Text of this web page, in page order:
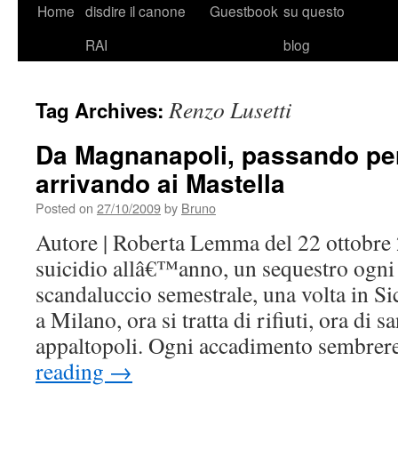
Skip
Home disdire il canone
RAI
Guestbook su questo
blog
Tag Archives:Renzo Lusetti
Da Magnanapoli, passando
arrivando ai Mastella
Posted on 27/10/2009by Bruno
Autore | Roberta Lemma del 22
suicidio allâ€™anno, un sequestro
scandaluccio semestrale, una volta in
a Milano, ora si tratta di rifiuti, ora di
appaltopoli. Ogni accadimento
reading →